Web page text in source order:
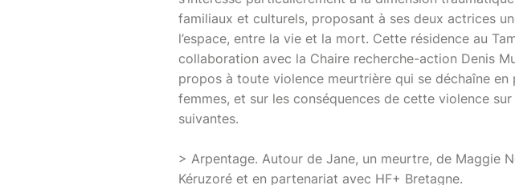
familiaux et culturels, proposant à ses deux actrices
l’espace, entre la vie et la mort. Cette résidence au
collaboration avec la Chaire recherche-action Denis
propos à toute violence meurtrière qui se déchaîne en
femmes, et sur les conséquences de cette violence
suivantes.
> Arpentage. Autour de Jane, un meurtre, de Maggie
Kéruzoré et en partenariat avec HF+ Bretagne.